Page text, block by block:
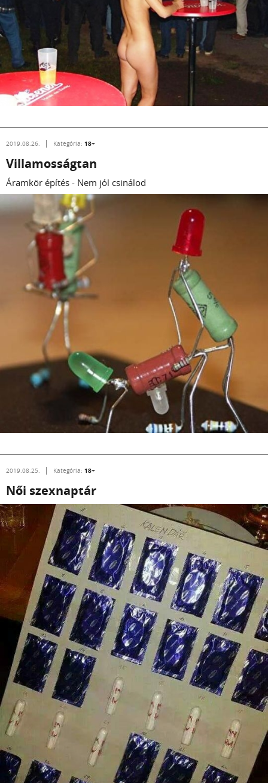
2019.08.26. Kategória: 18+
Villamosságtan
Áramkör építés - Nem jól csinálod
2019.08.25. Kategória: 18+
Női szexnaptár